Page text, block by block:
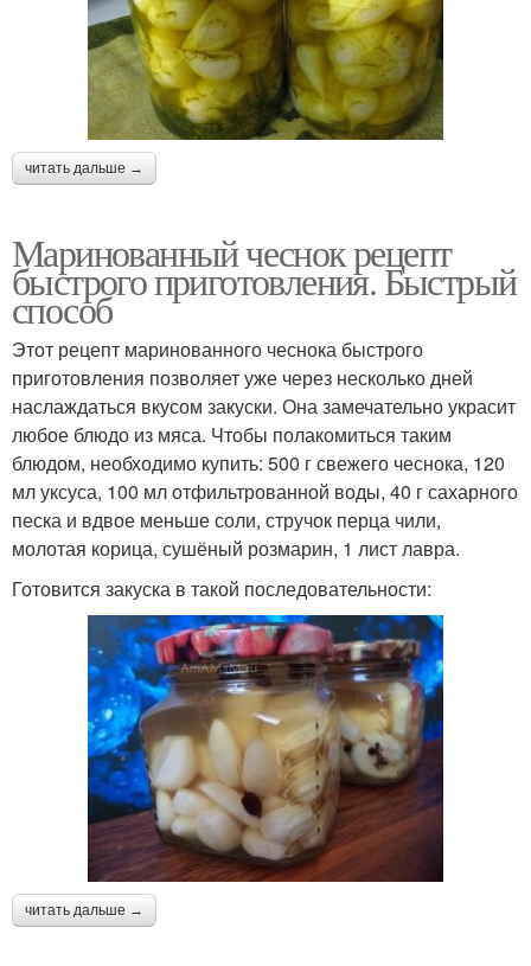
читать дальше →
Маринованный чеснок рецепт
быстрого приготовления. Быстрый
способ
Этот рецепт маринованного чеснока быстрого
приготовления позволяет уже через несколько дней
наслаждаться вкусом закуски. Она замечательно украсит
любое блюдо из мяса. Чтобы полакомиться таким
блюдом, необходимо купить: 500 г свежего чеснока, 120
мл уксуса, 100 мл отфильтрованной воды, 40 г сахарного
песка и вдвое меньше соли, стручок перца чили,
молотая корица, сушёный розмарин, 1 лист лавра.
Готовится закуска в такой последовательности:
читать дальше →